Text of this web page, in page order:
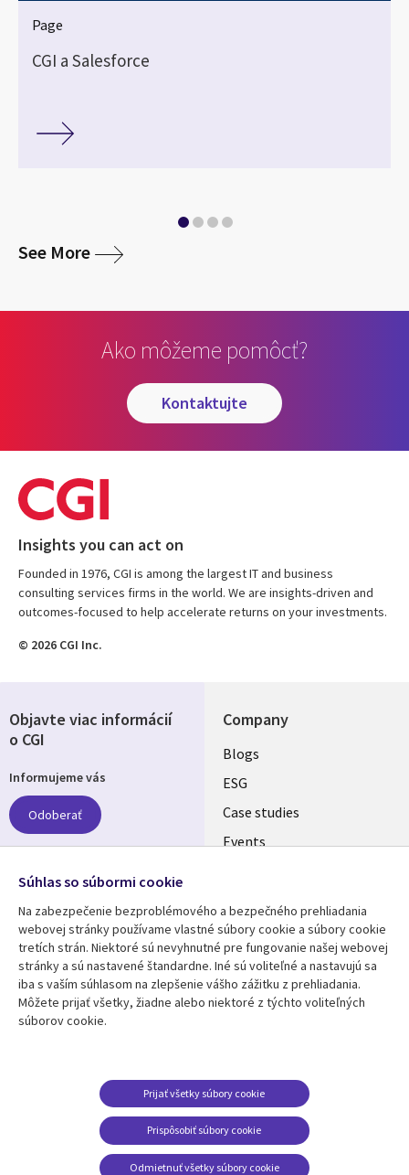
Page
CGI a Salesforce
See Moremedia
Ako môžeme pomôcť?
kontaktujte
Insights you can act on
Founded in 1976, CGI is among the largest IT and business
consulting services firms in the world. We are insights-driven and
outcomes-focused to help accelerate returns on your investments.
© 2026 CGI Inc.
Company
Useful
links
SLOVAKIA
Blogs
ESG
Case studies
Events
Resource center
Library
SLOVAKIA
Articles
Support
Objavte viac informácií
o CGI
Informujeme vás
Odoberať
Follow us
Social
Media
SLOVAKIA
Súhlas so súbormi cookie
Na zabezpečenie bezproblémového a bezpečného prehliadania
webovej stránky používame vlastné súbory cookie a súbory cookie
tretích strán. Niektoré sú nevyhnutné pre fungovanie našej webovej
stránky a sú nastavené štandardne. Iné sú voliteľné a nastavujú sa
iba s vaším súhlasom na zlepšenie vášho zážitku z prehliadania.
Môžete prijať všetky, žiadne alebo niektoré z týchto voliteľných
súborov cookie.
Prispôsobiť súbory cookie
Prijať všetky súbory cookie
Odmietnuť všetky súbory cookie